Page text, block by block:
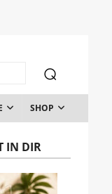
SHOP
IN DIR